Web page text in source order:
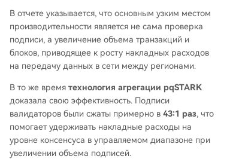
В отчете указывается, что основным узким местом
производительности является не сама проверка
подписи, а увеличение объема транзакций и
блоков, приводящее к росту накладных расходов
на передачу данных в сети между регионами.
В то же время технология агрегации pqSTARK
доказала свою эффективность. Подписи
валидаторов были сжаты примерно в 43:1 раз, что
помогает удерживать накладные расходы на
уровне консенсуса в управляемом диапазоне при
увеличении объема подписей.